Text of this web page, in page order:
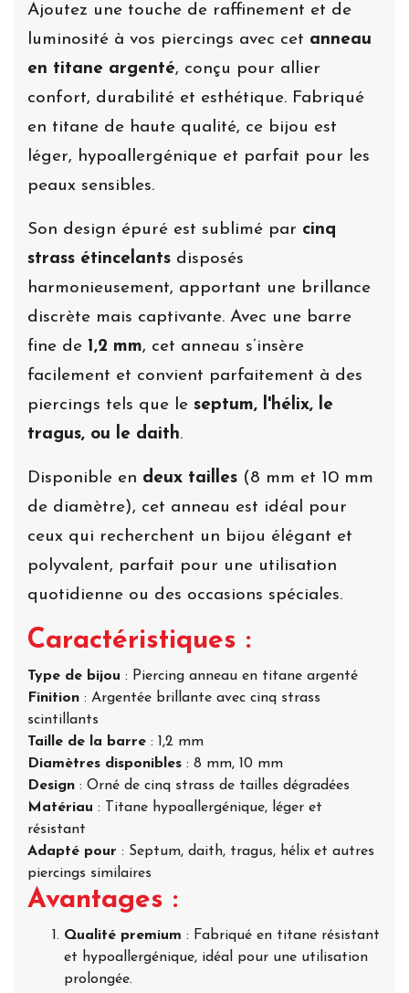
Ajoutez une touche de raffinement et de
luminosité à vos piercings avec cet anneau
en titane argenté, conçu pour allier
confort, durabilité et esthétique. Fabriqué
en titane de haute qualité, ce bijou est
léger, hypoallergénique et parfait pour les
peaux sensibles.
Son design épuré est sublimé par cinq
strass étincelants disposés
harmonieusement, apportant une brillance
discrète mais captivante. Avec une barre
fine de 1,2 mm, cet anneau s’insère
facilement et convient parfaitement à des
piercings tels que le septum, l'hélix, le
tragus, ou le daith.
Disponible en deux tailles (8 mm et 10 mm
de diamètre), cet anneau est idéal pour
ceux qui recherchent un bijou élégant et
polyvalent, parfait pour une utilisation
quotidienne ou des occasions spéciales.
Caractéristiques :
Type de bijou : Piercing anneau en titane argenté
Finition : Argentée brillante avec cinq strass
scintillants
Taille de la barre : 1,2 mm
Diamètres disponibles : 8 mm, 10 mm
Design : Orné de cinq strass de tailles dégradées
Matériau : Titane hypoallergénique, léger et
résistant
Adapté pour : Septum, daith, tragus, hélix et autres
piercings similaires
Avantages :
Qualité premium : Fabriqué en titane résistant
et hypoallergénique, idéal pour une utilisation
prolongée.